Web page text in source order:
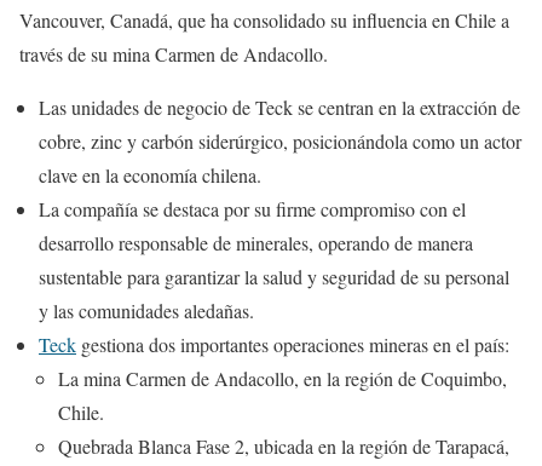
Vancouver, Canadá, que ha consolidado su influencia en Chile a
través de su mina Carmen de Andacollo.
Las unidades de negocio de Teck se centran en la extracción de
cobre, zinc y carbón siderúrgico, posicionándola como un actor
clave en la economía chilena.
La compañía se destaca por su firme compromiso con el
desarrollo responsable de minerales, operando de manera
sustentable para garantizar la salud y seguridad de su personal
y las comunidades aledañas.
Teck gestiona dos importantes operaciones mineras en el país:
La mina Carmen de Andacollo, en la región de Coquimbo,
Chile.
Quebrada Blanca Fase 2, ubicada en la región de Tarapacá,